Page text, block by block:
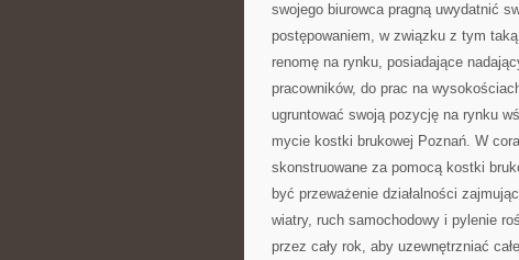
swojego biurowca pragną uwydatnić
postępowaniem, w związku z tym
renomę na rynku, posiadające
pracowników, do prac na
ugruntować swoją pozycję na rynku
mycie kostki brukowej Poznań. W
skonstruowane za pomocą kostki
być przeważenie działalności
wiatry, ruch samochodowy i pylenie
przez cały rok, aby uzewnętrzniać